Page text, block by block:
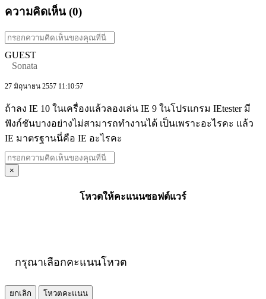
ความคิดเห็น (0)
GUEST
Sonata
27 มิถุนายน 2557 11:10:57
ถ้าลง IE 10 ในเครื่องแล้วลองเล่น IE 9 ในโปรแกรม IEtester มี
ฟังก์ชันบางอย่างไม่สามารถทำงานได้ เป็นเพราะอะไรคะ แล้ว
IE มาตรฐานนี่คือ IE อะไรคะ
×
โหวตให้คะแนนซอฟต์แวร์
กรุณาเลือกคะแนนโหวต
ยกเลิก
โหวตคะแนน